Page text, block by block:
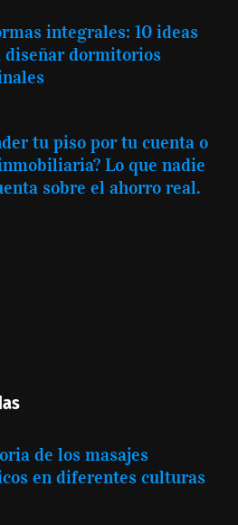
integrales: 10 ideas
diseñar dormitorios
tu piso por tu cuenta o
Lo que nadie
sobre el ahorro real.
de los masajes
en diferentes culturas